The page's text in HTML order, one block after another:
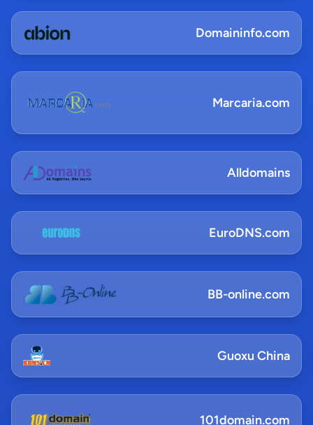
Domaininfo.com
Marcaria.com
Alldomains
EuroDNS.com
BB-online.com
Guoxu China
101domain.com